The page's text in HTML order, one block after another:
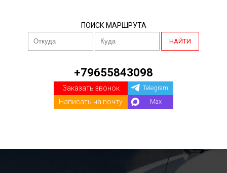
ПОИСК МАРШРУТА
НАЙТИ
+79655843098
Заказать звонок
Написать на почту
Telegram
Max